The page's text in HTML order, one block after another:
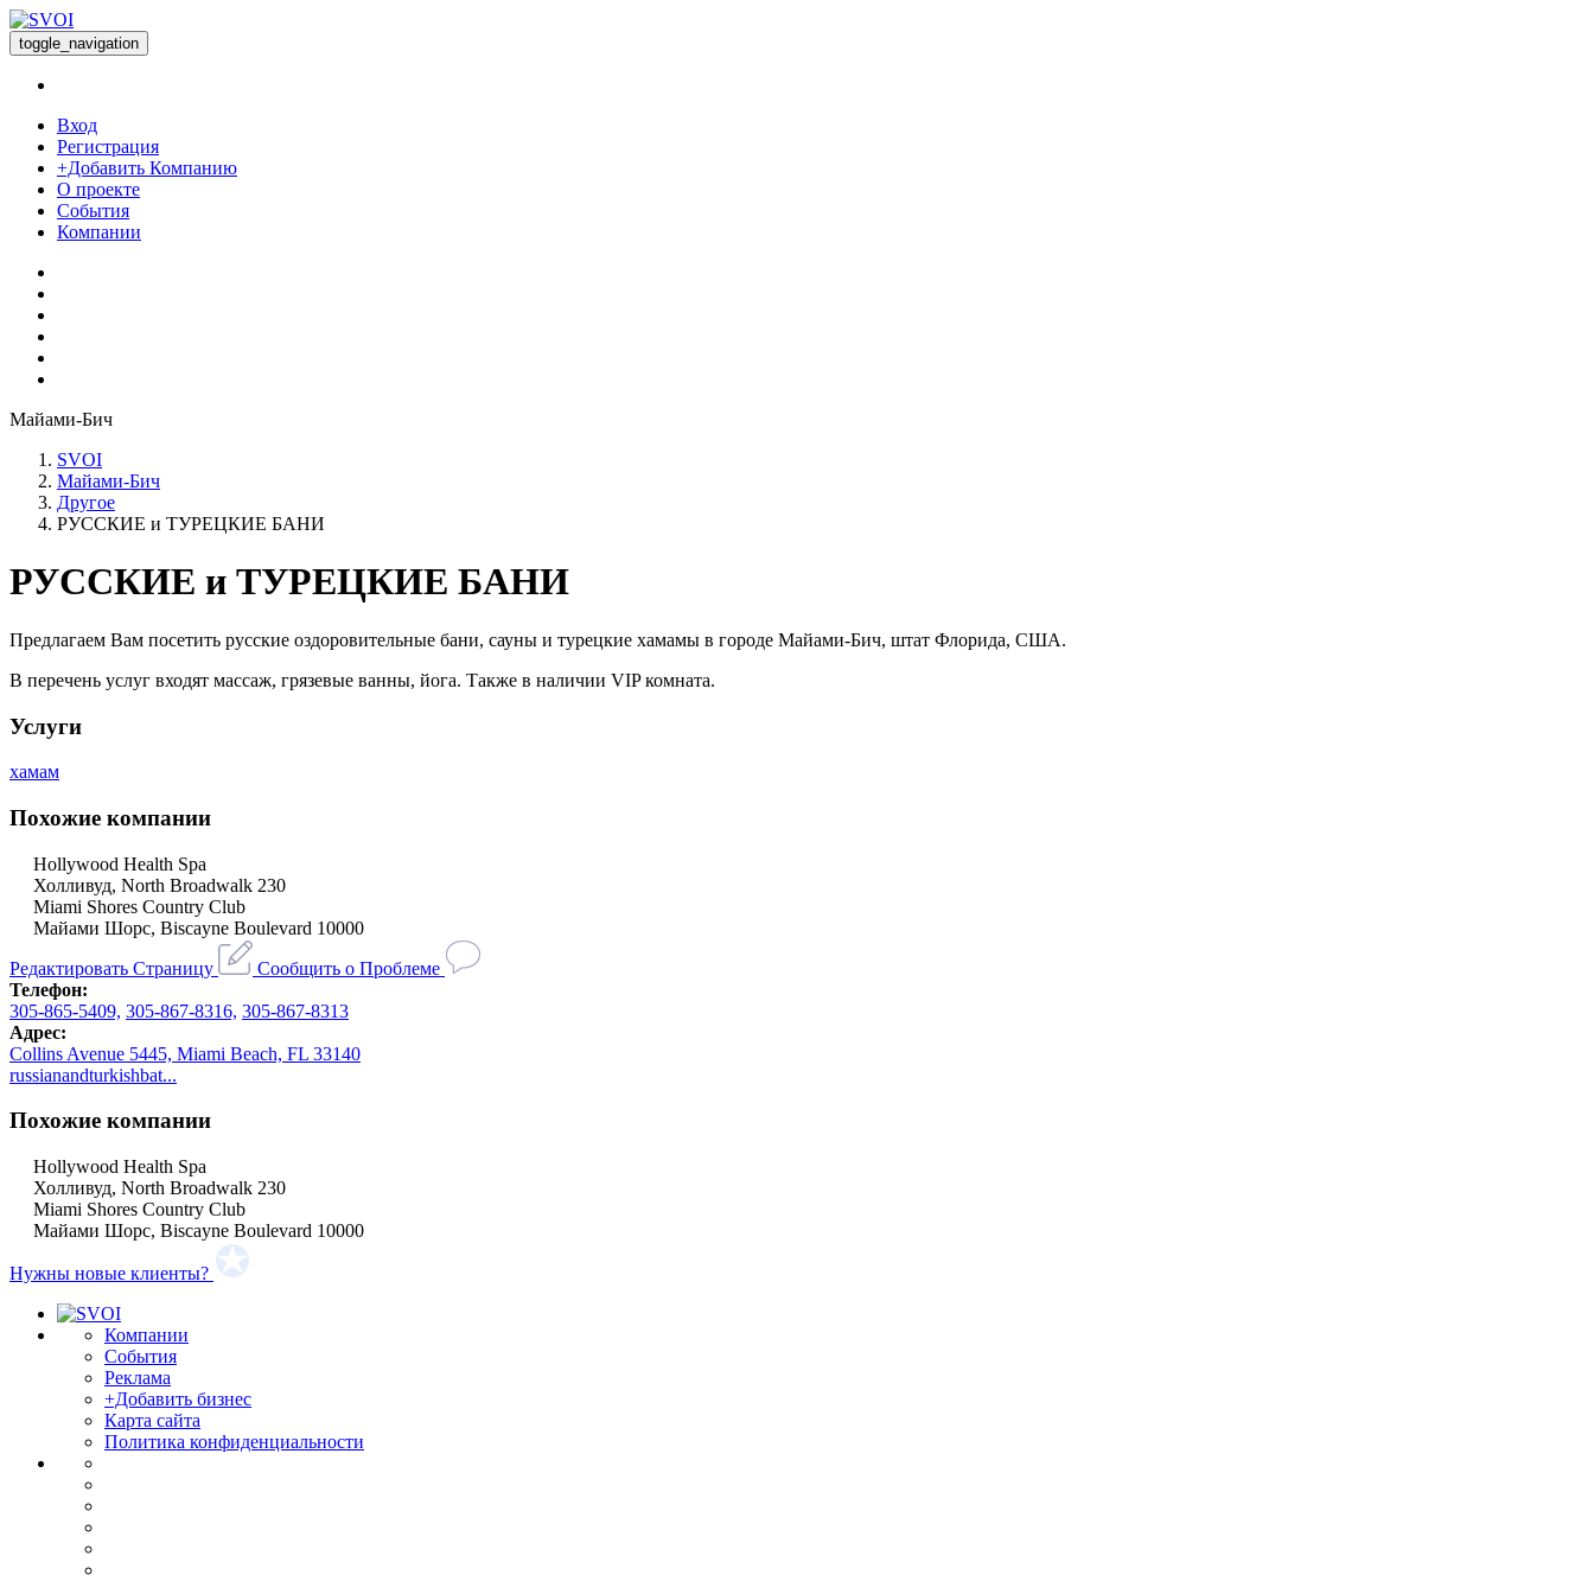
toggle_navigation
Вход
Регистрация
+Добавить Компанию
О проекте
События
Компании
Майами-Бич
SVOI
Майами-Бич
Другое
РУССКИЕ и ТУРЕЦКИЕ БАНИ
РУССКИЕ и ТУРЕЦКИЕ БАНИ
Предлагаем Вам посетить русские оздоровительные бани, сауны и турецкие хамамы в городе Майами-Бич, штат Флорида, США.
В перечень услуг входят массаж, грязевые ванны, йога. Также в наличии VIP комната.
Услуги
хамам
Похожие компании
Hollywood Health Spa
Холливуд, North Broadwalk 230
Miami Shores Country Club
Майами Шорс, Biscayne Boulevard 10000
Редактировать Страницу
Сообщить о Проблеме
Телефон:
305-865-5409, 305-867-8316, 305-867-8313
Адрес:
Collins Avenue 5445, Miami Beach, FL 33140
russianandturkishbat...
Похожие компании
Hollywood Health Spa
Холливуд, North Broadwalk 230
Miami Shores Country Club
Майами Шорс, Biscayne Boulevard 10000
Нужны новые клиенты?
Компании
События
Реклама
+Добавить бизнес
Карта сайта
Политика конфиденциальности